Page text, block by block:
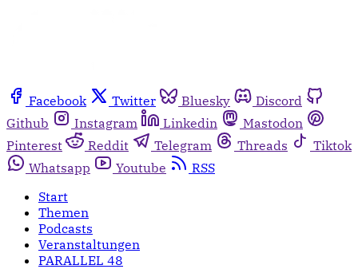
Facebook Twitter Bluesky
Discord
Github
Instagram Linkedin
Mastodon
Pinterest
Reddit Telegram Threads
Tiktok
Whatsapp
Youtube
RSS
Start
Themen
Podcasts
Veranstaltungen
PARALLEL 48